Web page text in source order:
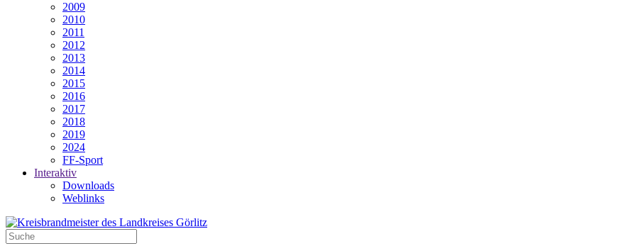
2009
2010
2011
2012
2013
2014
2015
2016
2017
2018
2019
2024
FF-Sport
Interaktiv
Downloads
Weblinks